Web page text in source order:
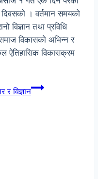
दिवसको । वर्तमान समयको
विज्ञान तथा प्रविधि
विकासको अभिन्न र
ऐतिहासिक विकासक्रम
र विज्ञान